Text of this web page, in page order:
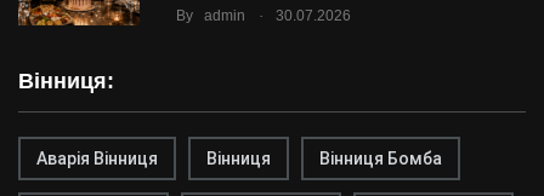
By admin . 30.07.2026
Вінниця:
Аварія Вінниця Вінниця Вінниця Бомба